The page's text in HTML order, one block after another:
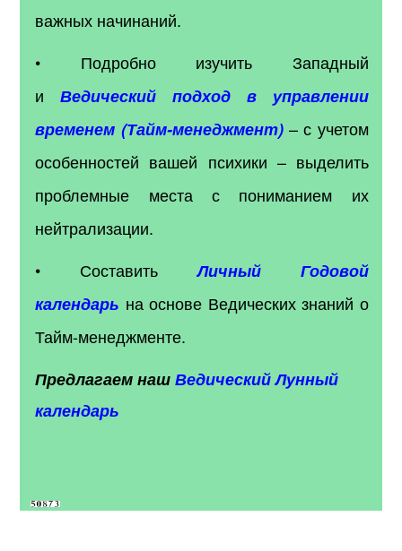
важных начинаний.
• Подробно изучить Западный
иВедический подход в управлении
временем (Тайм-менеджмент)– с учетом
особенностей вашей психики – выделить
проблемные места с пониманием их
нейтрализации.
• СоставитьЛичный Годовой
календарь на основе Ведических знаний о
Тайм-менеджменте.
Предлагаем нашВедический Лунный
календарь